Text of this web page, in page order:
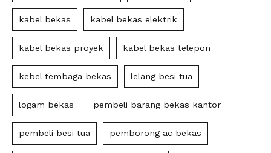
kabel bekas kabel bekas elektrik
kabel bekas proyek kabel bekas telepon
kebel tembaga bekas lelang besi tua
logam bekas pembeli barang bekas kantor
pembeli besi tua pemborong ac bekas